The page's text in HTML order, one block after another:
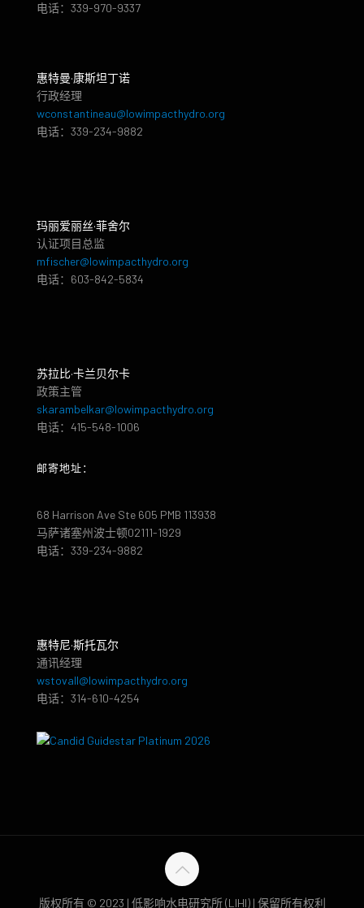
电话：339-970-9337
惠特曼·康斯坦丁诺
行政经理
wconstantineau@lowimpacthydro.org
电话：339-234-9882
玛丽爱丽丝·菲舍尔
认证项目总监
mfischer@lowimpacthydro.org
电话：603-842-5834
苏拉比·卡兰贝尔卡
政策主管
skarambelkar@lowimpacthydro.org
电话：415-548-1006
邮寄地址：
68 Harrison Ave Ste 605 PMB 113938
马萨诸塞州波士顿02111-1929
电话：339-234-9882
惠特尼·斯托瓦尔
通讯经理
wstovall@lowimpacthydro.org
电话：314-610-4254
版权所有 © 2023 | 低影响水电研究所 (LIHI) | 保留所有权利